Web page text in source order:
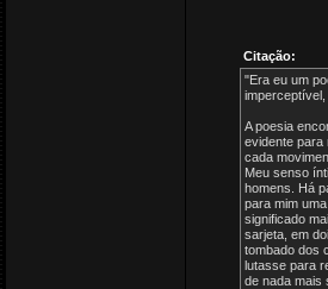
Citação:
"Era eu um
A poesia
evidente para
cada
Meu senso
homens. Há
para mim
significado
sarjeta, em
tombado dos
lutasse para
de nada mais